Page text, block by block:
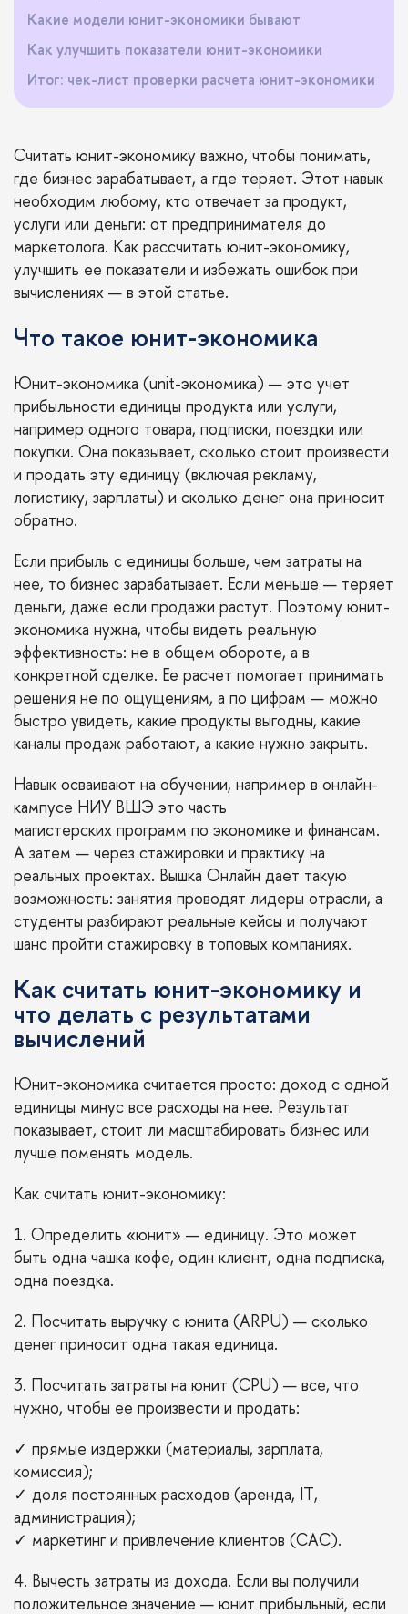
Какие модели юнит-экономики бывают
Как улучшить показатели юнит-экономики
Итог: чек-лист проверки расчета юнит-экономики
Считать юнит-экономику важно, чтобы понимать,
где бизнес зарабатывает, а где теряет. Этот навык
необходим любому, кто отвечает за продукт,
услуги или деньги: от предпринимателя до
маркетолога. Как рассчитать юнит-экономику,
улучшить ее показатели и избежать ошибок при
вычислениях — в этой статье.
Что такое юнит-экономика
Юнит-экономика (unit-экономика) — это учет
прибыльности единицы продукта или услуги,
например одного товара, подписки, поездки или
покупки. Она показывает, сколько стоит произвести
и продать эту единицу (включая рекламу,
логистику, зарплаты) и сколько денег она приносит
обратно.
Если прибыль с единицы больше, чем затраты на
нее, то бизнес зарабатывает. Если меньше — теряет
деньги, даже если продажи растут. Поэтому юнит-
экономика нужна, чтобы видеть реальную
эффективность: не в общем обороте, а в
конкретной сделке. Ее расчет помогает принимать
решения не по ощущениям, а по цифрам — можно
быстро увидеть, какие продукты выгодны, какие
каналы продаж работают, а какие нужно закрыть.
Навык осваивают на обучении, например в онлайн-
кампусе НИУ ВШЭ это часть
магистерских программ по экономике и финансам.
А затем — через стажировки и практику на
реальных проектах. Вышка Онлайн дает такую
возможность: занятия проводят лидеры отрасли, а
студенты разбирают реальные кейсы и получают
шанс пройти стажировку в топовых компаниях.
Как считать юнит-экономику и
что делать с результатами
вычислений
Юнит-экономика считается просто: доход с одной
единицы минус все расходы на нее. Результат
показывает, стоит ли масштабировать бизнес или
лучше поменять модель.
Как считать юнит-экономику:
1. Определить «юнит» — единицу. Это может
быть одна чашка кофе, один клиент, одна подписка,
одна поездка.
2. Посчитать выручку с юнита (ARPU) — сколько
денег приносит одна такая единица.
3. Посчитать затраты на юнит (CPU) — все, что
нужно, чтобы ее произвести и продать:
✓ прямые издержки (материалы, зарплата,
комиссия);
✓ доля постоянных расходов (аренда, IT,
администрация);
✓ маркетинг и привлечение клиентов (CAC).
4. Вычесть затраты из дохода. Если вы получили
положительное значение — юнит прибыльный, если